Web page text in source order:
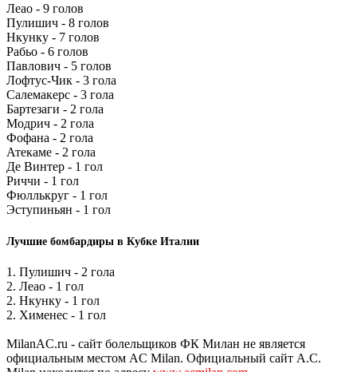
Леао - 9 голов
Пулишич - 8 голов
Нкунку - 7 голов
Рабьо - 6 голов
Павлович - 5 голов
Лофтус-Чик - 3 гола
Салемакерс - 3 гола
Бартезаги - 2 гола
Модрич - 2 гола
Фофана - 2 гола
Атекаме - 2 гола
Де Винтер - 1 гол
Риччи - 1 гол
Фюллькруг - 1 гол
Эступиньян - 1 гол
Лучшие бомбардиры в Кубке Италии
1. Пулишич - 2 гола
2. Леао - 1 гол
2. Нкунку - 1 гол
2. Хименес - 1 гол
MilanAC.ru - сайт болельщиков ФК Милан не является
официальным местом AC Milan. Официальный сайт A.C.